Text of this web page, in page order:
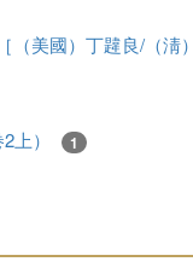
（美國）丁韙良/（
上） 1